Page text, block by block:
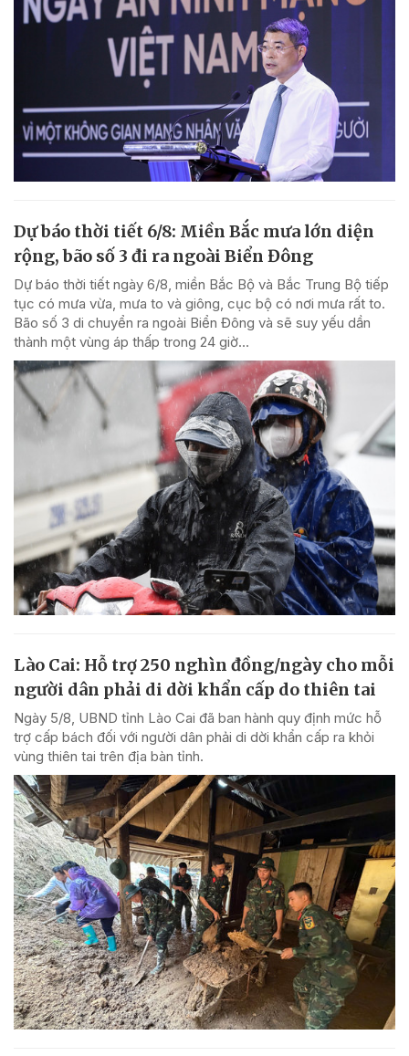
Dự báo thời tiết 6/8: Miền Bắc mưa lớn diện
rộng, bão số 3 đi ra ngoài Biển Đông
Dự báo thời tiết ngày 6/8, miền Bắc Bộ và Bắc Trung Bộ tiếp
tục có mưa vừa, mưa to và giông, cục bộ có nơi mưa rất to.
Bão số 3 di chuyển ra ngoài Biển Đông và sẽ suy yếu dần
thành một vùng áp thấp trong 24 giờ...
Lào Cai: Hỗ trợ 250 nghìn đồng/ngày cho mỗi
người dân phải di dời khẩn cấp do thiên tai
Ngày 5/8, UBND tỉnh Lào Cai đã ban hành quy định mức hỗ
trợ cấp bách đối với người dân phải di dời khẩn cấp ra khỏi
vùng thiên tai trên địa bàn tỉnh.